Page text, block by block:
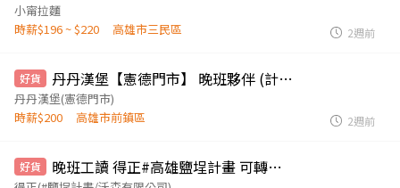
小甯拉麵
時薪$196 ~ $220
高雄市三民區 2週前
好貨 丹丹漢堡【憲德門市】 晚班夥伴 (計時)
丹丹漢堡(憲德門市)
時薪$200
高雄市前鎮區 2週前
好貨 晚班工讀 得正#高雄鹽埕計畫 可轉正 鄰近駁二 門市人員 非誠勿擾